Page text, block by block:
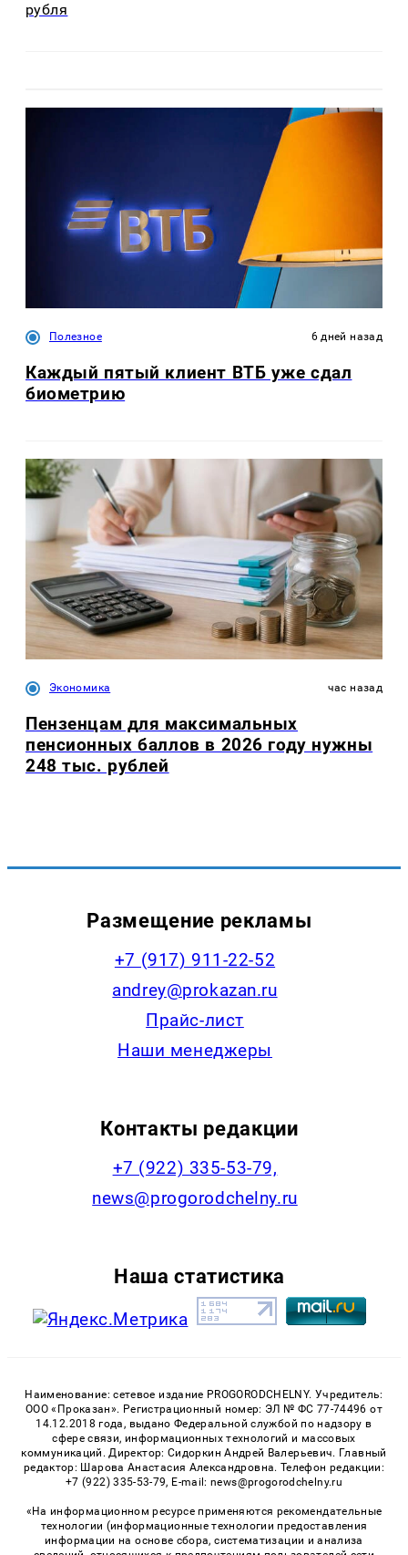
рубля
Полезное 6 дней назад
Каждый пятый клиент ВТБ уже сдал
биометрию
Экономика час назад
Пензенцам для максимальных
пенсионных баллов в 2026 году нужны
248 тыс. рублей
Размещение рекламы
+7 (917) 911-22-52
andrey@prokazan.ru
Прайс-лист
Наши менеджеры
Контакты редакции
+7 (922) 335-53-79,
news@progorodchelny.ru
Наша статистика
Наименование: сетевое издание PROGORODCHELNY. Учредитель:
ООО «Проказан». Регистрационный номер: ЭЛ № ФС 77-74496 от
14.12.2018 года, выдано Федеральной службой по надзору в
сфере связи, информационных технологий и массовых
коммуникаций. Директор: Сидоркин Андрей Валерьевич. Главный
редактор: Шарова Анастасия Александровна. Телефон редакции:
+7 (922) 335-53-79, E-mail: news@progorodchelny.ru
«На информационном ресурсе применяются рекомендательные
технологии (информационные технологии предоставления
информации на основе сбора, систематизации и анализа